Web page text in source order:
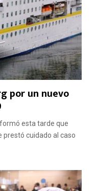
por un nuevo
esta tarde que
prestó cuidado al caso